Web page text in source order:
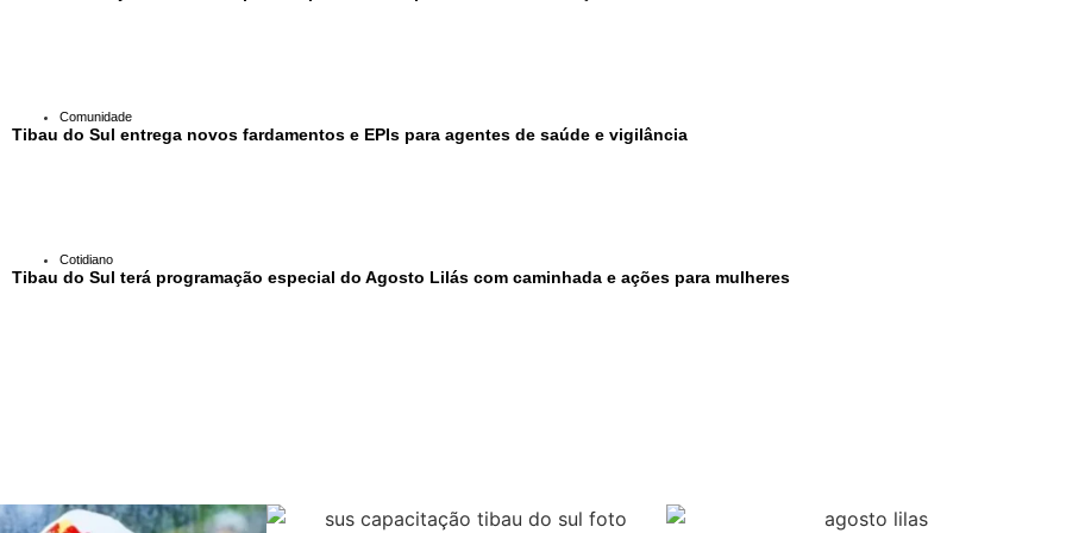
Comunidade
Tibau do Sul entrega novos fardamentos e EPIs para agentes de saúde e vigilância
Cotidiano
Tibau do Sul terá programação especial do Agosto Lilás com caminhada e ações para mulheres